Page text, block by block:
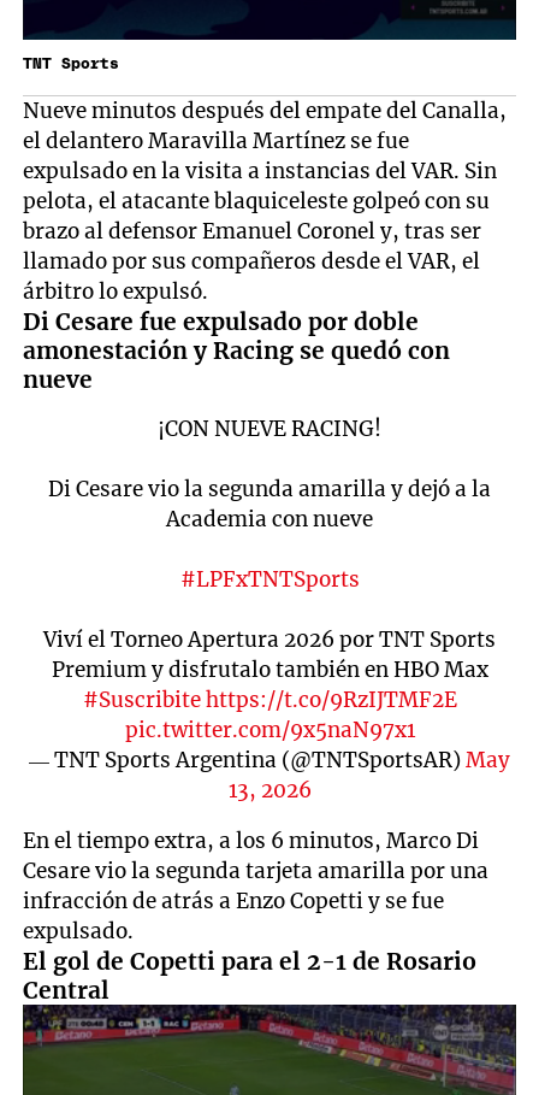
TNT Sports
Nueve minutos después del empate del Canalla,
el delantero Maravilla Martínez se fue
expulsado en la visita a instancias del VAR. Sin
pelota, el atacante blaquiceleste golpeó con su
brazo al defensor Emanuel Coronel y, tras ser
llamado por sus compañeros desde el VAR, el
árbitro lo expulsó.
Di Cesare fue expulsado por doble
amonestación y Racing se quedó con
nueve
¡CON NUEVE RACING!
Di Cesare vio la segunda amarilla y dejó a la
Academia con nueve
#LPFxTNTSports
Viví el Torneo Apertura 2026 por TNT Sports
Premium y disfrutalo también en HBO Max
#Suscribite https://t.co/9RzIJTMF2E
pic.twitter.com/9x5naN97x1
— TNT Sports Argentina (@TNTSportsAR)May
13, 2026
En el tiempo extra, a los 6 minutos, Marco Di
Cesare vio la segunda tarjeta amarilla por una
infracción de atrás a Enzo Copetti y se fue
expulsado.
El gol de Copetti para el 2-1 de Rosario
Central